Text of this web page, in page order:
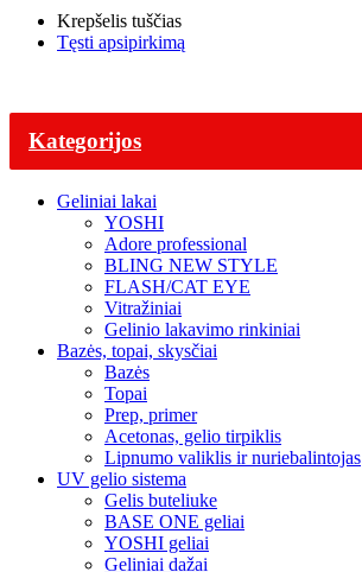
Krepšelis tuščias
Tęsti apsipirkimą
Kategorijos
Geliniai lakai
YOSHI
Adore professional
BLING NEW STYLE
FLASH/CAT EYE
Vitražiniai
Gelinio lakavimo rinkiniai
Bazės, topai, skysčiai
Bazės
Topai
Prep, primer
Acetonas, gelio tirpiklis
Lipnumo valiklis ir nuriebalintojas
UV gelio sistema
Gelis buteliuke
BASE ONE geliai
YOSHI geliai
Geliniai dažai